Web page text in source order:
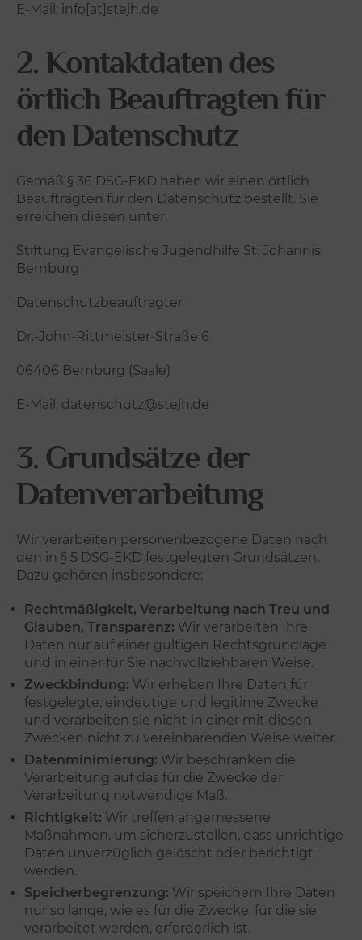
E-Mail: info[at]stejh.de
2. Kontaktdaten des
örtlich Beauftragten für
den Datenschutz
Gemäß § 36 DSG-EKD haben wir einen örtlich
Beauftragten für den Datenschutz bestellt. Sie
erreichen diesen unter:
Stiftung Evangelische Jugendhilfe St. Johannis
Bernburg
Datenschutzbeauftragter
Dr.-John-Rittmeister-Straße 6
06406 Bernburg (Saale)
E-Mail: datenschutz@stejh.de
3. Grundsätze der
Datenverarbeitung
Wir verarbeiten personenbezogene Daten nach
den in § 5 DSG-EKD festgelegten Grundsätzen.
Dazu gehören insbesondere:
Rechtmäßigkeit, Verarbeitung nach Treu und
Glauben, Transparenz: Wir verarbeiten Ihre
Daten nur auf einer gültigen Rechtsgrundlage
und in einer für Sie nachvollziehbaren Weise.
Zweckbindung: Wir erheben Ihre Daten für
festgelegte, eindeutige und legitime Zwecke
und verarbeiten sie nicht in einer mit diesen
Zwecken nicht zu vereinbarenden Weise weiter.
Datenminimierung: Wir beschränken die
Verarbeitung auf das für die Zwecke der
Verarbeitung notwendige Maß.
Richtigkeit: Wir treffen angemessene
Maßnahmen, um sicherzustellen, dass unrichtige
Daten unverzüglich gelöscht oder berichtigt
werden.
Speicherbegrenzung: Wir speichern Ihre Daten
nur so lange, wie es für die Zwecke, für die sie
verarbeitet werden, erforderlich ist.